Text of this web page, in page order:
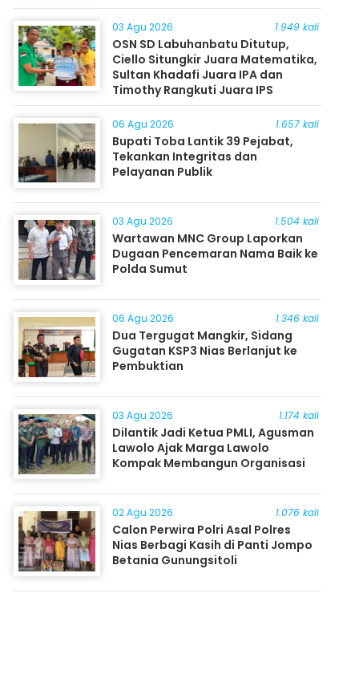
03 Agu 2026 1.949 kali
OSN SD Labuhanbatu Ditutup,
Ciello Situngkir Juara Matematika,
Sultan Khadafi Juara IPA dan
Timothy Rangkuti Juara IPS
06 Agu 2026 1.657 kali
Bupati Toba Lantik 39 Pejabat,
Tekankan Integritas dan
Pelayanan Publik
03 Agu 2026 1.504 kali
Wartawan MNC Group Laporkan
Dugaan Pencemaran Nama Baik ke
Polda Sumut
06 Agu 2026 1.346 kali
Dua Tergugat Mangkir, Sidang
Gugatan KSP3 Nias Berlanjut ke
Pembuktian
03 Agu 2026 1.174 kali
Dilantik Jadi Ketua PMLI, Agusman
Lawolo Ajak Marga Lawolo
Kompak Membangun Organisasi
02 Agu 2026 1.076 kali
Calon Perwira Polri Asal Polres
Nias Berbagi Kasih di Panti Jompo
Betania Gunungsitoli